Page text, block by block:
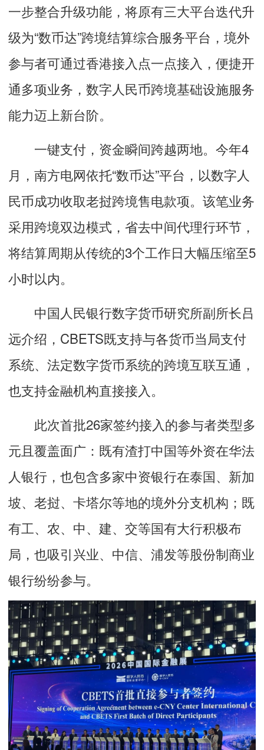
一步整合升级功能，将原有三大平台迭代升
级为“数币达”跨境结算综合服务平台，境外
参与者可通过香港接入点一点接入，便捷开
通多项业务，数字人民币跨境基础设施服务
能力迈上新台阶。
一键支付，资金瞬间跨越两地。今年4
月，南方电网依托“数币达”平台，以数字人
民币成功收取老挝跨境售电款项。该笔业务
采用跨境双边模式，省去中间代理行环节，
将结算周期从传统的3个工作日大幅压缩至5
小时以内。
中国人民银行数字货币研究所副所长吕
远介绍，CBETS既支持与各货币当局支付
系统、法定数字货币系统的跨境互联互通，
也支持金融机构直接接入。
此次首批26家签约接入的参与者类型多
元且覆盖面广：既有渣打中国等外资在华法
人银行，也包含多家中资银行在泰国、新加
坡、老挝、卡塔尔等地的境外分支机构；既
有工、农、中、建、交等国有大行积极布
局，也吸引兴业、中信、浦发等股份制商业
银行纷纷参与。